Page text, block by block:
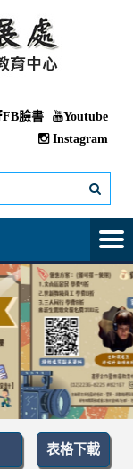
FB臉書
Youtube
Instagram
表格下載